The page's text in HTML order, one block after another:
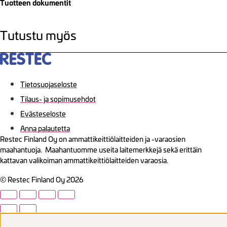
Tuotteen dokumentit
Tutustu myös
Tietosuojaseloste
Tilaus- ja sopimusehdot
Evästeseloste
Anna palautetta
Restec Finland Oy on ammattikeittiölaitteiden ja -varaosien
maahantuoja. Maahantuomme useita laitemerkkejä sekä erittäin
kattavan valikoiman ammattikeittiölaitteiden varaosia.
© Restec Finland Oy 2026